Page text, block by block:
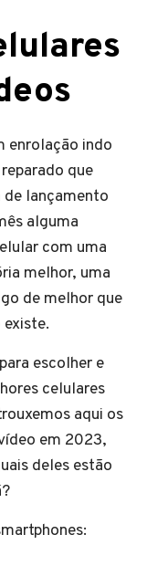
enrolação indo
que
de lançamento
alguma
com uma
melhor, uma
de melhor que
escolher e
celulares
aqui os
em 2023,
deles estão